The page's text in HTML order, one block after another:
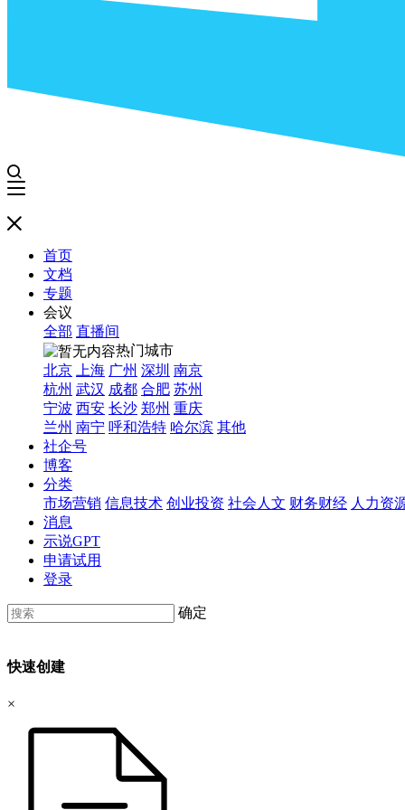
首页
文档
专题
会议
全部 直播间
热门城市
北京
上海 广州 深圳 南京
杭州 武汉 成都 合肥 苏州
宁波 西安 长沙 郑州 重庆
兰州 南宁 呼和浩特 哈尔滨 其他
社企号
博客
分类
市场营销 信息技术 创业投资 社会人文 财务财经 人力资
消息
示说GPT
申请试用
登录
确定
快速创建
×